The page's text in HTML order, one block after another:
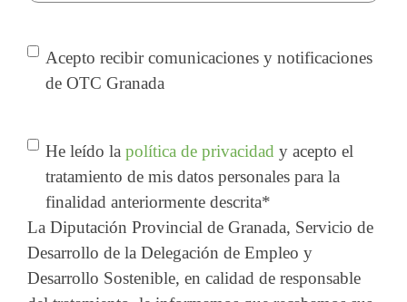
Consentimiento
Acepto recibir comunicaciones y notificaciones
de OTC Granada
Consentimiento *
He leído la política de privacidad y acepto el
tratamiento de mis datos personales para la
finalidad anteriormente descrita*
La Diputación Provincial de Granada, Servicio de
Desarrollo de la Delegación de Empleo y
Desarrollo Sostenible, en calidad de responsable